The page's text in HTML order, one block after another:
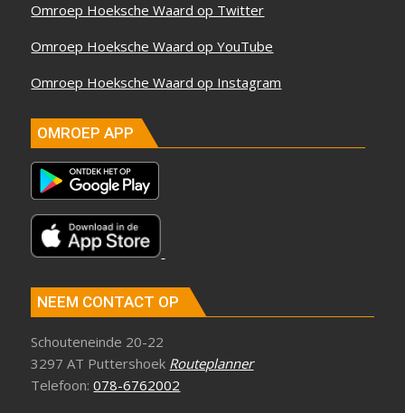
Omroep Hoeksche Waard op Twitter
Omroep Hoeksche Waard op YouTube
Omroep Hoeksche Waard op Instagram
OMROEP APP
NEEM CONTACT OP
Schouteneinde 20-22
3297 AT Puttershoek Routeplanner
Telefoon:078-6762002